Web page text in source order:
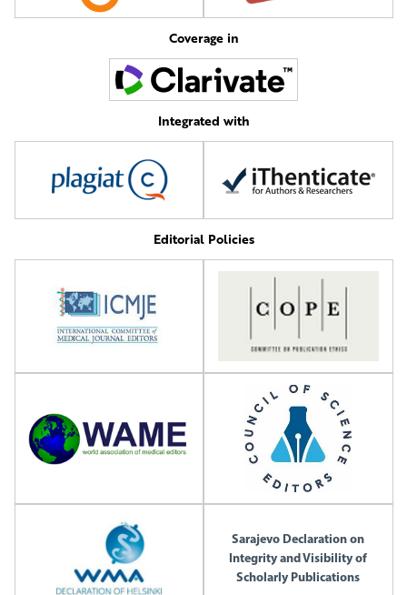
Coverage in
Integrated with
Editorial Policies
Sarajevo Declaration on
Integrity and Visibility of
Scholarly Publications